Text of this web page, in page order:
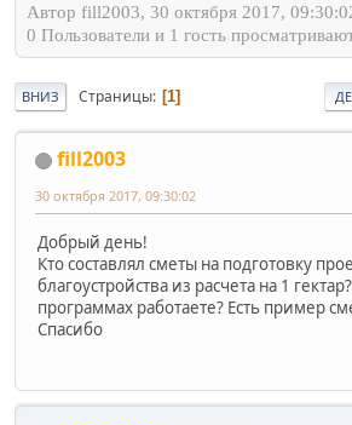
Автор fill2003, 30 октября 2017,
0 Пользователи и 1 гость
ВНИЗ Страницы 1
fill2003
30 октября 2017, 09:30:02
Добрый день!
Кто составлял сметы на подготовку
благоустройства из расчета на 1
программах работаете? Есть пример
Спасибо